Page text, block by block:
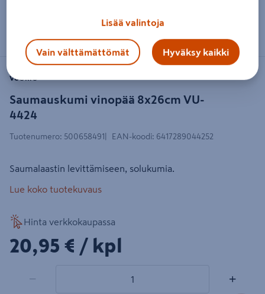
Zoomaa kuvaa sormilla kosketusnäytöllä
Saumauskumi vinopää 8x26cm VU-
4424
VUORIO
Tuotenumero: 500658491 EAN-koodi: 6417289044252
Saumalaastin levittämiseen, solukumia.
Lue koko tuotekuvaus
Hinta verkkokaupassa
20,95€/kpl
20,95 € / kpl
− +
Lisää valintoja
Vain välttämättömät Hyväksy kaikki